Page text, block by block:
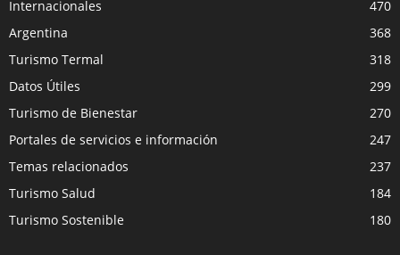
Internacionales
470
Argentina
368
Turismo Termal
318
Datos Útiles
299
Turismo de Bienestar
270
Portales de servicios e información
247
Temas relacionados
237
Turismo Salud
184
Turismo Sostenible
180